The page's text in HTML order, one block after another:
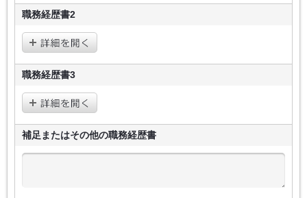
職務経歴書2
職務経歴書3
補足またはその他の職務経歴書